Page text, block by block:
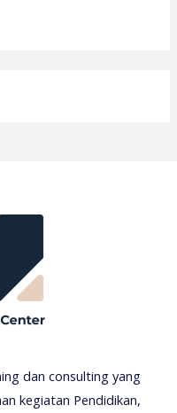
dan consulting yang
kegiatan Pendidikan,